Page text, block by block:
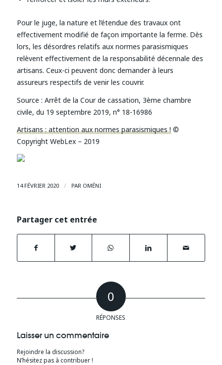
Pour le juge, la nature et l’étendue des travaux ont
effectivement modifié de façon importante la ferme. Dès
lors, les désordres relatifs aux normes parasismiques
relèvent effectivement de la responsabilité décennale des
artisans. Ceux-ci peuvent donc demander à leurs
assureurs respectifs de venir les couvrir.
Source : Arrêt de la Cour de cassation, 3ème chambre
civile, du 19 septembre 2019, n° 18-16986
Artisans : attention aux normes parasismiques !©
Copyright WebLex – 2019
14 FÉVRIER 2020 / PAR OMÉNI
Partager cet entrée
0
RÉPONSES
Laisser un commentaire
Rejoindre la discussion?
N’hésitez pas à contribuer !